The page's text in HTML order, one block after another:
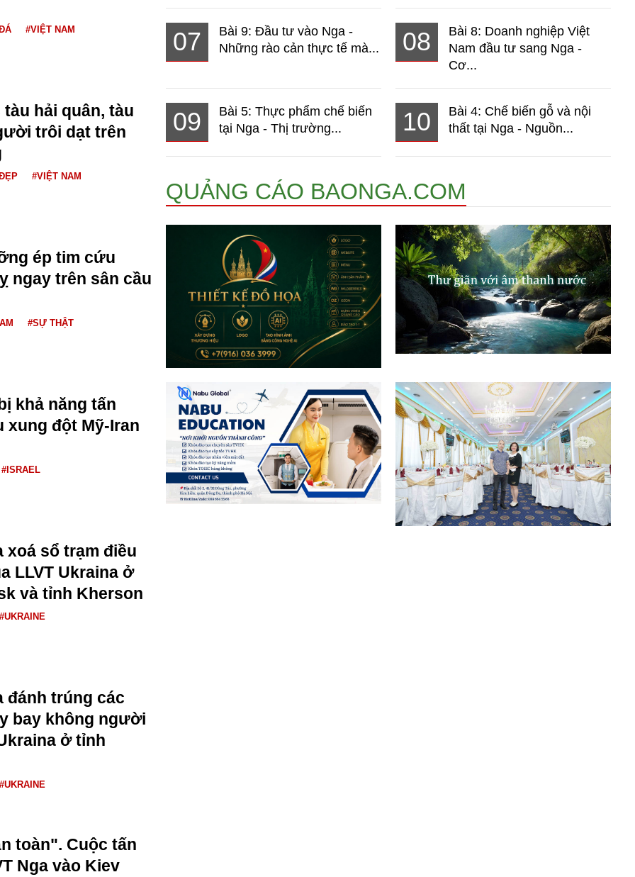
#VIỆT NAM
hải quân, tàu
trôi dạt trên
#VIỆT NAM
ép tim cứu
ngay trên sân cầu
#SỰ THẬT
khả năng tấn
xung đột Mỹ-Iran
#ISRAEL
xoá sổ trạm điều
LLVT Ukraina ở
và tỉnh Kherson
#UKRAINE
đánh trúng các
bay không người
ở tỉnh
#UKRAINE
toàn". Cuộc tấn
Nga vào Kiev
07
Bài 9: Đầu tư vào Nga -
Những rào cản thực tế mà...
08
Bài 8: Doanh nghiệp Việt
Nam đầu tư sang Nga -
Cơ...
09
Bài 5: Thực phẩm chế biến
tại Nga - Thị trường...
10
Bài 4: Chế biến gỗ và nội
thất tại Nga - Nguồn...
QUẢNG CÁO BAONGA.COM